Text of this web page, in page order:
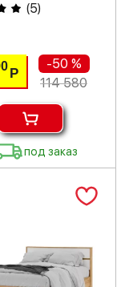
(5)
Р
-50 %
114 580
под заказ